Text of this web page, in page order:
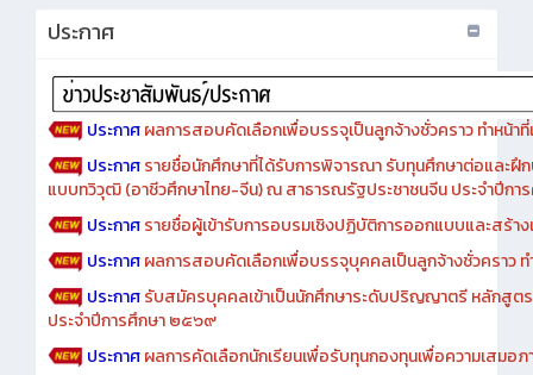
ประกาศผลการสอบคัดเลือกเพื่อบรรจุเป็นลูกจ้างชั่วคราว ทำหน้าที่
ประกาศ รายชื่อนักศึกษาที่ได้รับการพิจารณา รับทุนศึกษาต่อและฝึ
แบบทวิวุฒิ (อาชีวศึกษาไทย-จีน) ณ สาธารณรัฐประชาชนจีน ประจำปีก
ประกาศรายชื่อผู้เข้ารับการอบรมเชิงปฏิบัติการออกแบบและสร้า
ประกาศผลการสอบคัดเลือกเพื่อบรรจุบุคคลเป็นลูกจ้างชั่วคราว ท
ประกาศรับสมัครบุคคลเข้าเป็นนักศึกษาระดับปริญญาตรี หลักสูต
ประจำปีการศึกษา ๒๕๖๙